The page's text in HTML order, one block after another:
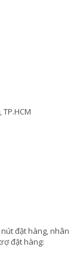
đặt hàng, nhân
đặt hàng: